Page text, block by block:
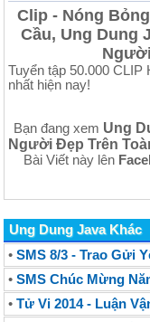
Clip - Nóng
Cầu, Ung Dung
Tuyển tập 50.000
nhất hiện nay!
Bạn đang xem Ung
Người Đẹp Trên
Bài Viết này lên
Ung Dung Java Khác
• SMS 8/3 - Trao Gửi
• SMS Chúc Mừng
• Tử Vi 2014 - Luận